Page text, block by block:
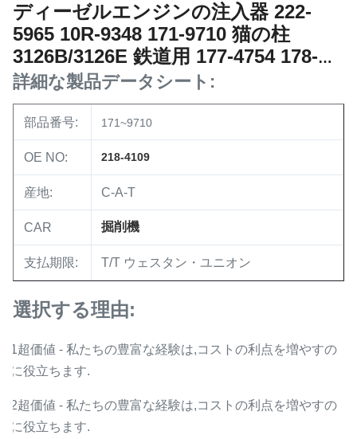
ディーゼルエンジンの注入器 222-
5965 10R-9348 171-9710 猫の柱
3126B/3126E 鉄道用 177-4754 178-
0199
詳細な製品データシート:
部品番号: 171~9710
OE NO: 218-4109
産地: C-A-T
CAR 掘削機
支払期限: T/T ウェスタン・ユニオン
選択する理由:
1超価値 - 私たちの豊富な経験は,コストの利点を増やすの
に役立ちます.
2超価値 - 私たちの豊富な経験は,コストの利点を増やすの
に役立ちます.